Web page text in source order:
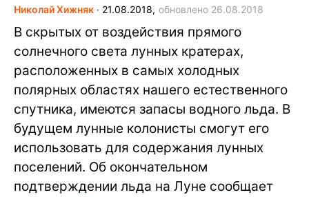
Николай Хижняк ∙ 21.08.2018, обновлено 26.08.2018
В скрытых от воздействия прямого
солнечного света лунных кратерах,
расположенных в самых холодных
полярных областях нашего естественного
спутника, имеются запасы водного льда. В
будущем лунные колонисты смогут его
использовать для содержания лунных
поселений. Об окончательном
подтверждении льда на Луне сообщает